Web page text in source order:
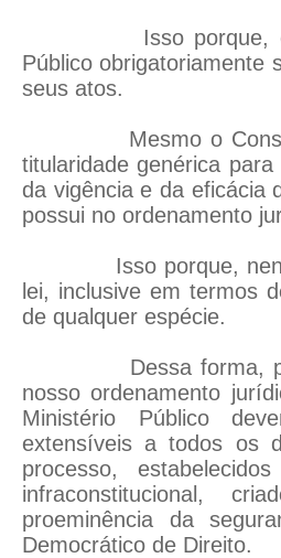
Isso porque, como
Público obrigatoriamente
seus atos.
Mesmo o
titularidade genérica
da vigência e da eficácia
possui no ordenamento
Isso porque,
lei, inclusive em termos
de qualquer espécie.
Dessa forma, para
nosso ordenamento
Ministério Público
extensíveis a todos os
processo,
infraconstitucional,
proeminência da
Democrático de Direito.